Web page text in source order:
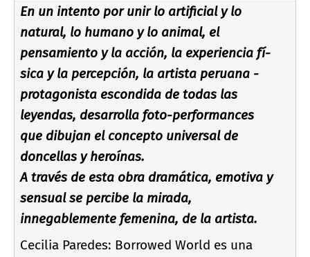
En un intento por unir lo artificial y lo
natural, lo humano y lo animal, el
pensamiento y la acción, la experiencia fí­
sica y la percepción, la artista peruana -
protagonista escondida de todas las
leyendas, desarrolla foto-performances
que dibujan el concepto universal de
doncellas y heroí­nas.
A través de esta obra dramática, emotiva y
sensual se percibe la mirada,
innegablemente femenina, de la artista.
Cecilia Paredes: Borrowed World es una